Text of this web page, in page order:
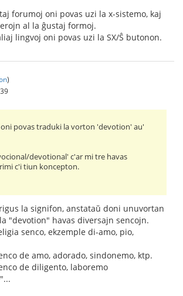
forumoj oni povas uzi la x-sistemo, kaj
al la ĝustaj formoj.
lingvoj oni povas uzi la SX/Ŝ butonon.
)
oni povas traduki la vorton 'devotion' au'
devotional' c'ar mi tre havas
c'i tiun koncepton.
la signifon, anstataŭ doni unuvortan
"devotion" havas diversajn sencojn.
senco, ekzemple di-amo, pio,
de amo, adorado, sindonemo, ktp.
de diligento, laboremo